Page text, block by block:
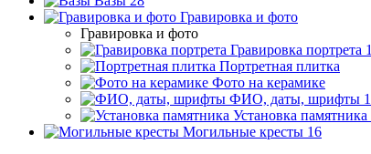
Гравировка и фото
Гравировка и фото
Гравировка портрета 1
Портретная плитка
Фото на керамике
ФИО, даты, шрифты 1
Установка памятника
Могильные кресты 16